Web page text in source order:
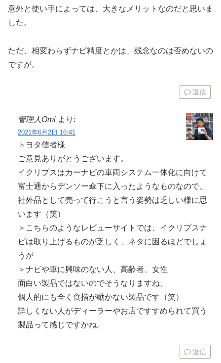
意外と使い手によっては、大きなメリットなのだと思いま
した。
ただ、相変わらずナビ精度とかは、残念なのは否めないの
ですが。
返信
管理人Omi より:
2021年6月2日 16:41
トヨタ信者様
ご意見ありがとうございます。
イクリプスはカーナビの車両システム一体化に向けて
富士通からデンソー傘下に入ったようなものなので、
社外品として売って行こうと言う姿勢は乏しい様に思
います（笑）
＞こちらのようなレビューサイトでは、イクリプスナ
ビは取り上げるものが乏しく、ネタに困るほどでしょ
うが
＞ナビや車に興味のない人、高齢者、女性
面白い製品ではないのでそうなりますね。
個人的にも全く食指が動かない製品です（笑）
詳しくない人がディーラーやお店ですすめられて買う
製品って感じですかね。
返信